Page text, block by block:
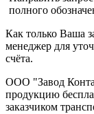
полного
Как только Ваша
менеджер для
счёта.
ООО "Завод
продукцию
заказчиком